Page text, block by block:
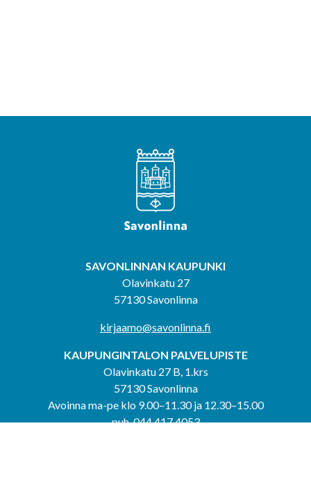
SAVONLINNAN KAUPUNKI
Olavinkatu 27
57130 Savonlinna
kirjaamo@savonlinna.fi
KAUPUNGINTALON PALVELUPISTE
Olavinkatu 27 B, 1.krs
57130 Savonlinna
Avoinna ma-pe klo 9.00–11.30 ja 12.30–15.00
puh. 044 417 4053